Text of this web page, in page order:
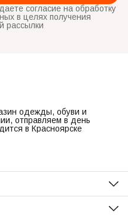
согласие на обработку
в целях получения
рассылки
одежды, обуви и
отправляем в день
в Красноярске